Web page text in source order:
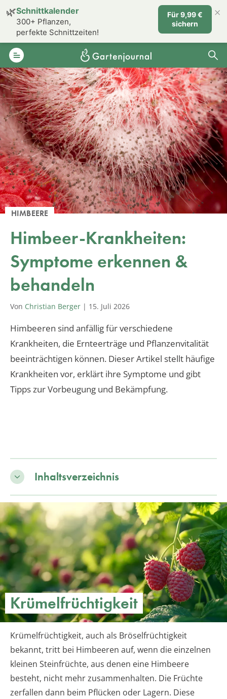
HIMBEERE
Himbeer-Krankheiten:
Symptome erkennen &
behandeln
Von Christian Berger | 15. Juli 2026
Himbeeren sind anfällig für verschiedene
Krankheiten, die Ernteerträge und Pflanzenvitalität
beeinträchtigen können. Dieser Artikel stellt häufige
Krankheiten vor, erklärt ihre Symptome und gibt
Tipps zur Vorbeugung und Bekämpfung.
Inhaltsverzeichnis
Krümelfrüchtigkeit
Krümelfrüchtigkeit, auch als Bröselfrüchtigkeit
bekannt, tritt bei Himbeeren auf, wenn die einzelnen
kleinen Steinfrüchte, aus denen eine Himbeere
besteht, nicht mehr zusammenhalten. Die Früchte
zerfallen dann beim Pflücken oder Lagern. Diese
🌿Schnittkalender
300+ Pflanzen,
perfekte Schnittzeiten!
Für 9,99 €
sichern
×